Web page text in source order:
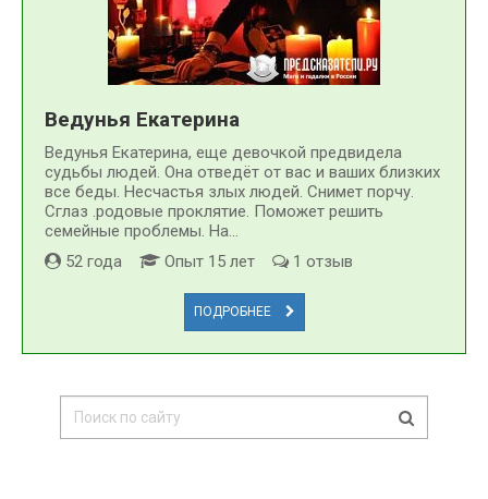
Ведунья Екатерина
Ведунья Екатерина, еще девочкой предвидела
судьбы людей. Она отведёт от вас и ваших близких
все беды. Несчастья злых людей. Снимет порчу.
Сглаз .родовые проклятие. Поможет решить
семейные проблемы. На...
52 года
Опыт 15 лет 1 отзыв
ПОДРОБНЕЕ